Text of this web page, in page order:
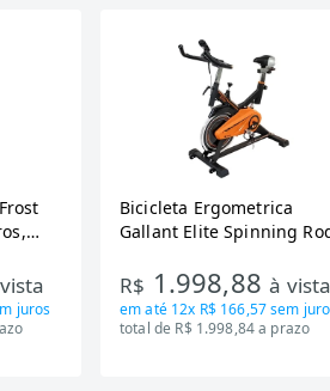
juros
Bicicleta Ergometrica
Gallant Elite Spinning
Mecanica GSB13HBTA-PT
R$ 1.998,88à
em até 12x R$ 166,57sem
total de R$ 1.998,84 a prazo